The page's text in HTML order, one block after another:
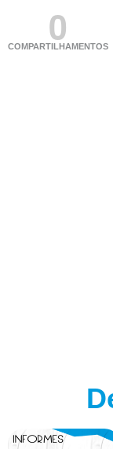
0
COMPARTILHAMENTOS